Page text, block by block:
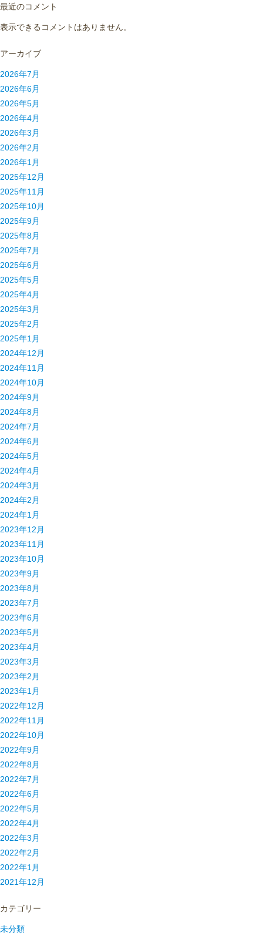
最近のコメント
表示できるコメントはありません。
アーカイブ
2026年7月
2026年6月
2026年5月
2026年4月
2026年3月
2026年2月
2026年1月
2025年12月
2025年11月
2025年10月
2025年9月
2025年8月
2025年7月
2025年6月
2025年5月
2025年4月
2025年3月
2025年2月
2025年1月
2024年12月
2024年11月
2024年10月
2024年9月
2024年8月
2024年7月
2024年6月
2024年5月
2024年4月
2024年3月
2024年2月
2024年1月
2023年12月
2023年11月
2023年10月
2023年9月
2023年8月
2023年7月
2023年6月
2023年5月
2023年4月
2023年3月
2023年2月
2023年1月
2022年12月
2022年11月
2022年10月
2022年9月
2022年8月
2022年7月
2022年6月
2022年5月
2022年4月
2022年3月
2022年2月
2022年1月
2021年12月
カテゴリー
未分類